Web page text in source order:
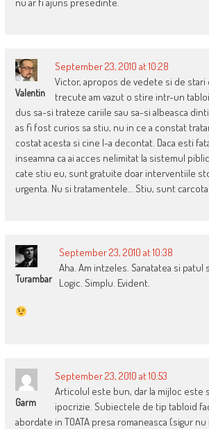
Valentin
September 23, 2010 at 10:28
Victor, apropos de vedete si de stari
trecute am vazut o stire intr-un
dus sa-si trateze cariile sau sa-si albeasca
as fi fost curios sa stiu, nu in ce a constat
costat acesta si cine l-a decontat. Daca esti
inseamna ca ai acces nelimitat la sistemul
cate stiu eu, sunt gratuite doar interventiile
urgenta. Nu si tratamentele… Stiu, sunt
Turambar
September 23, 2010 at 10:38
Aha. Am intzeles. Sanatatea si patul
Logic. Simplu. Evident.
Garm
September 23, 2010 at 10:53
Articolul este bun, dar la mijloc este
ipocrizie. Subiectele de tip tabloid
abordate in TOATA presa romaneasca (sigur